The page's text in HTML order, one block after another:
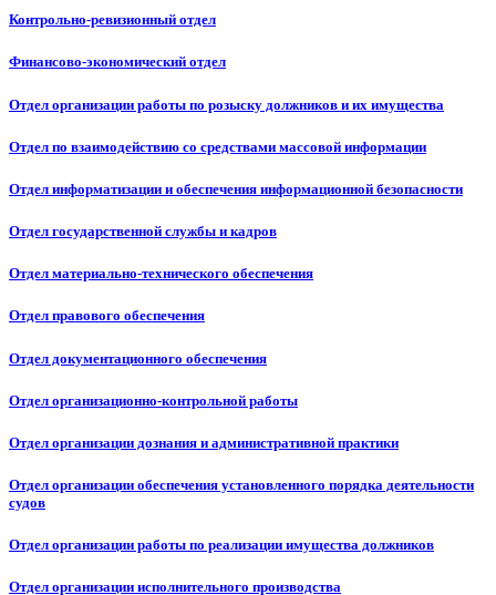
Контрольно-ревизионный отдел
Финансово-экономический отдел
Отдел организации работы по розыску должников и их имущества
Отдел по взаимодействию со средствами массовой информации
Отдел информатизации и обеспечения информационной безопасности
Отдел государственной службы и кадров
Отдел материально-технического обеспечения
Отдел правового обеспечения
Отдел документационного обеспечения
Отдел организационно-контрольной работы
Отдел организации дознания и административной практики
Отдел организации обеспечения установленного порядка деятельности
судов
Отдел организации работы по реализации имущества должников
Отдел организации исполнительного производства